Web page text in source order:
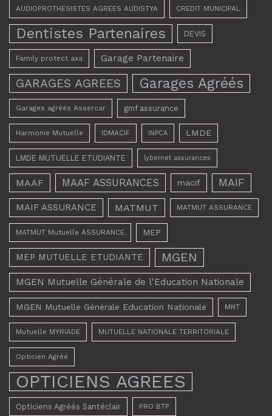
AUDIOPROTHESISTES AGREES AUDISTYA CREDIT MUNICIPAL
Dentistes Partenaires DEVIS
Family protect axa Garage Partenaire
GARAGES AGREES Garages Agréés
Garages agréés Assercar gmf assurance
Harmonie Mutuelle IDMACIF INPCA LMDE
LMDE MUTUELLE ETUDIANTE lybernet assurances
MAAF MAAF ASSURANCES macif MAIF
MAIF ASSURANCE MATMUT MATMUT ASSURANCE
MATMUT Mutuelle ASSURANCE MEP
MEP MUTUELLE ETUDIANTE MGEN
MGEN Mutuelle Générale de l'Education Nationale
MGEN Mutuelle Générale Education Nationale MNT
Mutuelle MYRIADE MUTUELLE NATIONALE TERRITORIALE
Opticien Agréé
OPTICIENS AGREES
Opticiens Agréés Santéclair PRO BTP